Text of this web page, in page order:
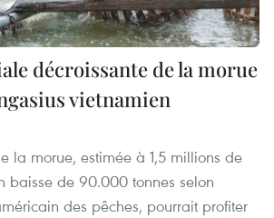
décroissante de la morue
vietnamien
la morue, estimée à 1,5 millions de
baisse de 90.000 tonnes selon
des pêches, pourrait profiter